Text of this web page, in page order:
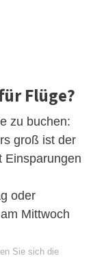
Flüge?
zu buchen:
groß ist der
Einsparungen
oder
Mittwoch
Sie sich die